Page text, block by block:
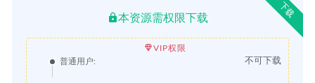
下载
本资源需权限下载
VIP权限
普通用户:
不可下载